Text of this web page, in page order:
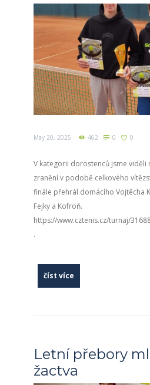
May 20, 2025 462 0 0
V kategorii dorostenců jsme viděli
zranění v podobě celkového
finále přehrál domácího Vojtěcha
Fejky a Kofroň.
https://www.cztenis.cz/turnaj/
.
číst více
Letní přebory
žactva